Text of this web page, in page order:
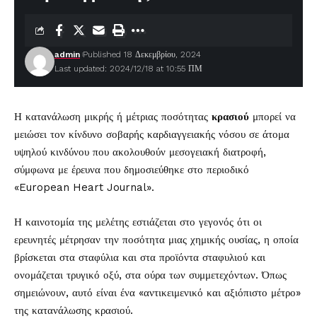
Last updated: 2024/12/18 at 10:55 ΠΜ
admin Published 18 Δεκεμβρίου, 2024
Η κατανάλωση μικρής ή μέτριας ποσότητας κρασιού μπορεί να
μειώσει τον κίνδυνο σοβαρής καρδιαγγειακής νόσου σε άτομα
υψηλού κινδύνου που ακολουθούν μεσογειακή διατροφή,
σύμφωνα με έρευνα που δημοσιεύθηκε στο περιοδικό
«European Heart Journal».
Η καινοτομία της μελέτης εστιάζεται στο γεγονός ότι οι
ερευνητές μέτρησαν την ποσότητα μιας χημικής ουσίας, η οποία
βρίσκεται στα σταφύλια και στα προϊόντα σταφυλιού και
ονομάζεται τρυγικό οξύ, στα ούρα των συμμετεχόντων. Όπως
σημειώνουν, αυτό είναι ένα «αντικειμενικό και αξιόπιστο μέτρο»
της κατανάλωσης κρασιού.